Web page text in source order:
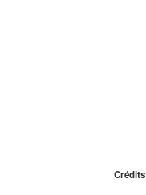
Crédits